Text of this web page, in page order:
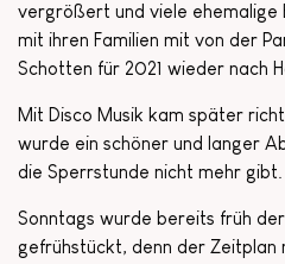
vergrößert und viele ehemalige
mit ihren Familien mit von der
Schotten für 2021 wieder nach
Mit Disco Musik kam später
wurde ein schöner und langer
die Sperrstunde nicht mehr gibt.
Sonntags wurde bereits früh der
gefrühstückt, denn der Zeitplan